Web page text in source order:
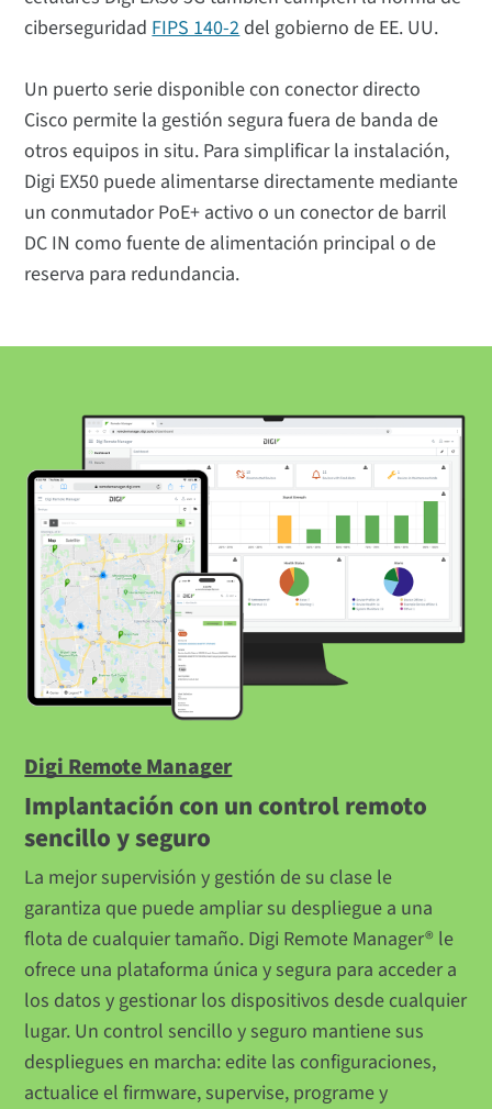
ciberseguridadFIPS 140-2del gobierno de EE. UU.
Un puerto serie disponible con conector directo
Cisco permite la gestión segura fuera de banda de
otros equipos in situ. Para simplificar la instalación,
Digi EX50 puede alimentarse directamente mediante
un conmutador PoE+ activo o un conector de barril
DC IN como fuente de alimentación principal o de
reserva para redundancia.
Digi Remote Manager
Implantación con un control remoto
sencillo y seguro
La mejor supervisión y gestión de su clase le
garantiza que puede ampliar su despliegue a una
flota de cualquier tamaño. Digi Remote Manager® le
ofrece una plataforma única y segura para acceder a
los datos y gestionar los dispositivos desde cualquier
lugar. Un control sencillo y seguro mantiene sus
despliegues en marcha: edite las configuraciones,
actualice el firmware, supervise, programe y